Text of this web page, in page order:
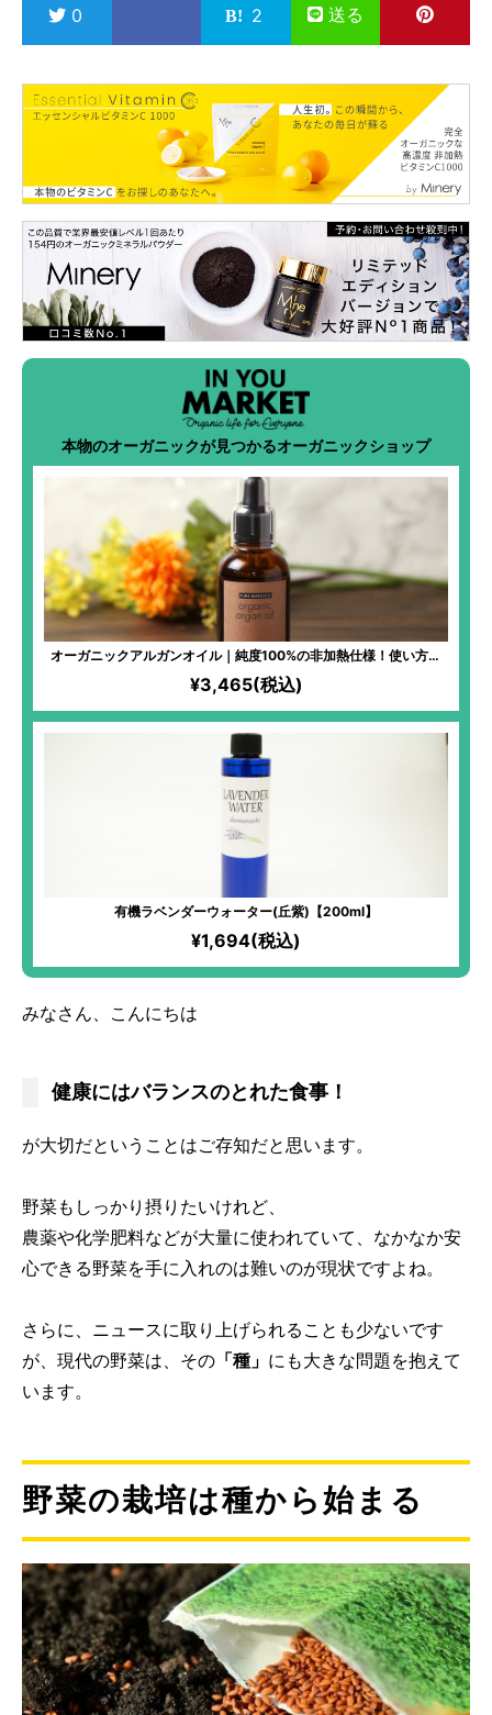
0 2 送る
本物のオーガニックが見つかるオーガニックショップ
オーガニックアルガンオイル｜純度100%の非加熱仕様！使い方簡
単。抗酸化作用の高いビタミンEたっぷり。種の選別からこだわり抜
いたトップクラス品質。
¥3,465(税込)
有機ラベンダーウォーター(丘紫)【200ml】
¥1,694(税込)
みなさん、こんにちは
健康にはバランスのとれた食事！
が大切だということはご存知だと思います。
野菜もしっかり摂りたいけれど、
農薬や化学肥料などが大量に使われていて、なかなか安
心できる野菜を手に入れのは難いのが現状ですよね。
さらに、ニュースに取り上げられることも少ないです
が、現代の野菜は、その 「種」 にも大きな問題を抱えて
います。
野菜の栽培は種から始まる